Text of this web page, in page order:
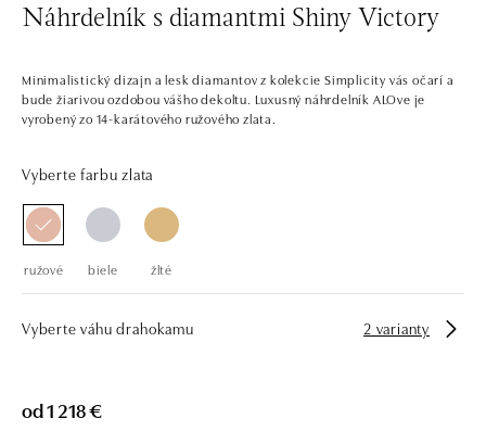
Náhrdelník s diamantmi Shiny Victory
Minimalistický dizajn a lesk diamantov z kolekcie Simplicity vás očarí a
bude žiarivou ozdobou vášho dekoltu. Luxusný náhrdelník ALOve je
vyrobený zo 14-karátového ružového zlata.
Vyberte farbu zlata
ružové biele žlté
Vyberte váhu drahokamu 2 varianty
od 1 218 €